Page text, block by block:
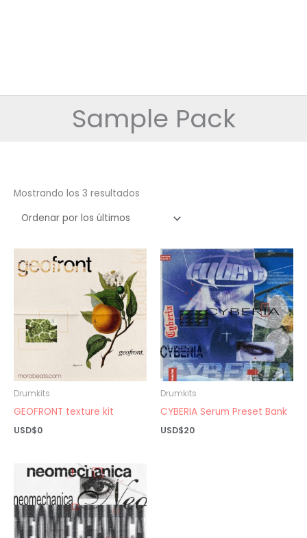
Sample Pack
Mostrando los 3 resultados
Drumkits
GEOFRONT texture kit
USD$0
Drumkits
CYBERIA Serum Preset Bank
USD$20